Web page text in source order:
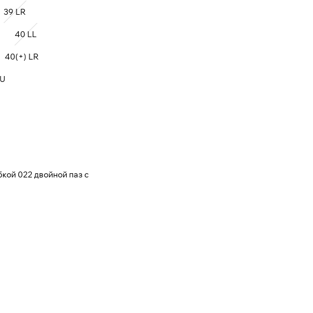
39 LR
40 LL
40(+) LR
022 двойной паз с